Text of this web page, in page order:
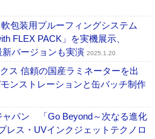
包装用プルーフィングシステム
FLEX PACK」を実機展示、
新バージョンも実演 2025.1.20
ス 信頼の国産ラミネーターを出
ンストレーションと缶バッチ制作
ャパン 「Go Beyond～次なる進化
レス・UVインクジェットテクノロ